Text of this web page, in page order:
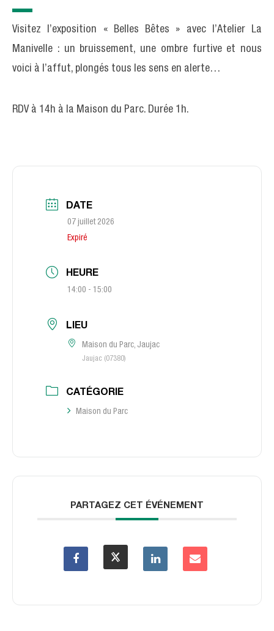
Visitez l’exposition « Belles Bêtes » avec l’Atelier La
Manivelle : un bruissement, une ombre furtive et nous
voici à l’affut, plongés tous les sens en alerte…
RDV à 14h à la Maison du Parc. Durée 1h.
DATE
07 juillet 2026
Expiré
HEURE
14:00 - 15:00
LIEU
Maison du Parc, Jaujac
Jaujac (07380)
CATÉGORIE
Maison du Parc
PARTAGEZ CET ÉVÉNEMENT